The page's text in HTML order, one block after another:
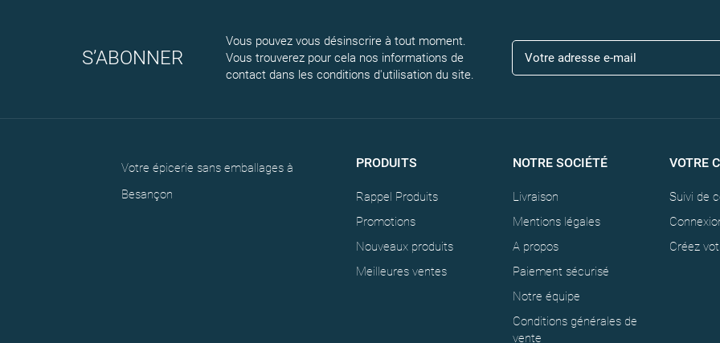
S’ABONNER
Vous pouvez vous désinscrire à tout moment.
Vous trouverez pour cela nos informations de
contact dans les conditions d'utilisation du site.
Votre épicerie sans emballages à
Besançon
PRODUITS
Rappel Produits
Promotions
Nouveaux produits
Meilleures ventes
NOTRE SOCIÉTÉ
Livraison
Mentions légales
A propos
Paiement sécurisé
Notre équipe
Conditions générales de
vente
VOTRE
Suivi de
Créez